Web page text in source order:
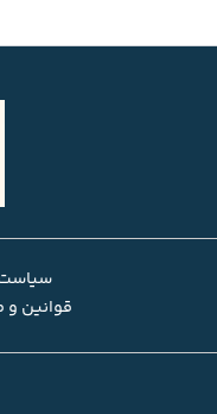
قوانین و